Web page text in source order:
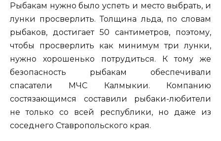
Рыбакам нужно было успеть и место выбрать, и
лунки просверлить. Толщина льда, по словам
рыбаков, достигает 50 сантиметров, поэтому,
чтобы просверлить как минимум три лунки,
нужно хорошенько потрудиться. К тому же
безопасность рыбакам обеспечивали
спасатели МЧС Калмыкии. Компанию
состязающимся составили рыбаки-любители
не только со всей республики, но даже из
соседнего Ставропольского края.